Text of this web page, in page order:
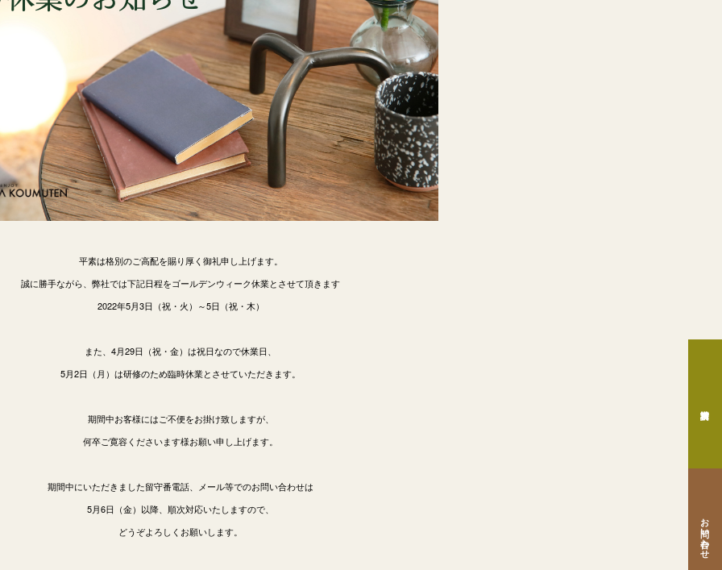
平素は格別のご高配を賜り厚く御礼申し上げます。
誠に勝手ながら、弊社では下記日程をゴールデンウィーク休業とさせて頂きます
2022年5月3日（祝・火）～5日（祝・木）
また、4月29日（祝・金）は祝日なので休業日、
5月2日（月）は研修のため臨時休業とさせていただきます。
期間中お客様にはご不便をお掛け致しますが、
何卒ご寛容くださいます様お願い申し上げます。
期間中にいただきました留守番電話、メール等でのお問い合わせは
5月6日（金）以降、順次対応いたしますので、
どうぞよろしくお願いします。
お問い合わせ